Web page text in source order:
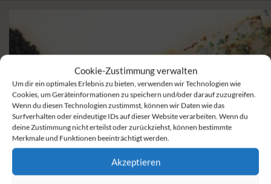
Cookie-Zustimmung verwalten
Um dir ein optimales Erlebnis zu bieten, verwenden wir Technologien wie
Cookies, um Geräteinformationen zu speichern und/oder darauf zuzugreifen.
Wenn du diesen Technologien zustimmst, können wir Daten wie das
Surfverhalten oder eindeutige IDs auf dieser Website verarbeiten. Wenn du
deine Zustimmung nicht erteilst oder zurückziehst, können bestimmte
Merkmale und Funktionen beeinträchtigt werden.
Akzeptieren